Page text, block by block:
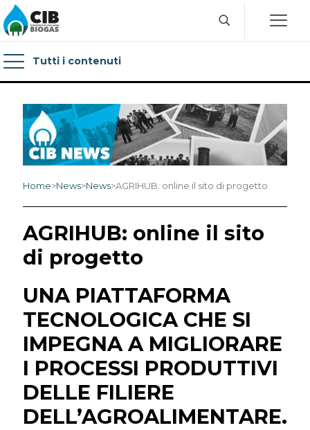
Tutti i contenuti
Home>News>News>AGRIHUB: online il sito di progetto
AGRIHUB: online il sito
di progetto
UNA PIATTAFORMA
TECNOLOGICA CHE SI
IMPEGNA A MIGLIORARE
I PROCESSI PRODUTTIVI
DELLE FILIERE
DELL’AGROALIMENTARE.